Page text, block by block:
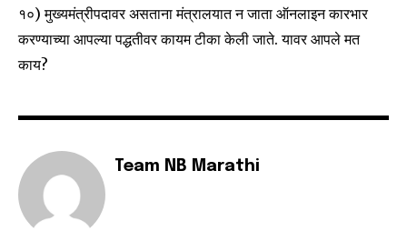
6,300
Fans
32,111
Followers Followers
१०) मुख्यमंत्रीपदावर असताना मंत्रालयात न जाता ऑनलाइन कारभार
करण्याच्या आपल्या पद्धतीवर कायम टीका केली जाते. यावर आपले मत
काय?
Team NB Marathi